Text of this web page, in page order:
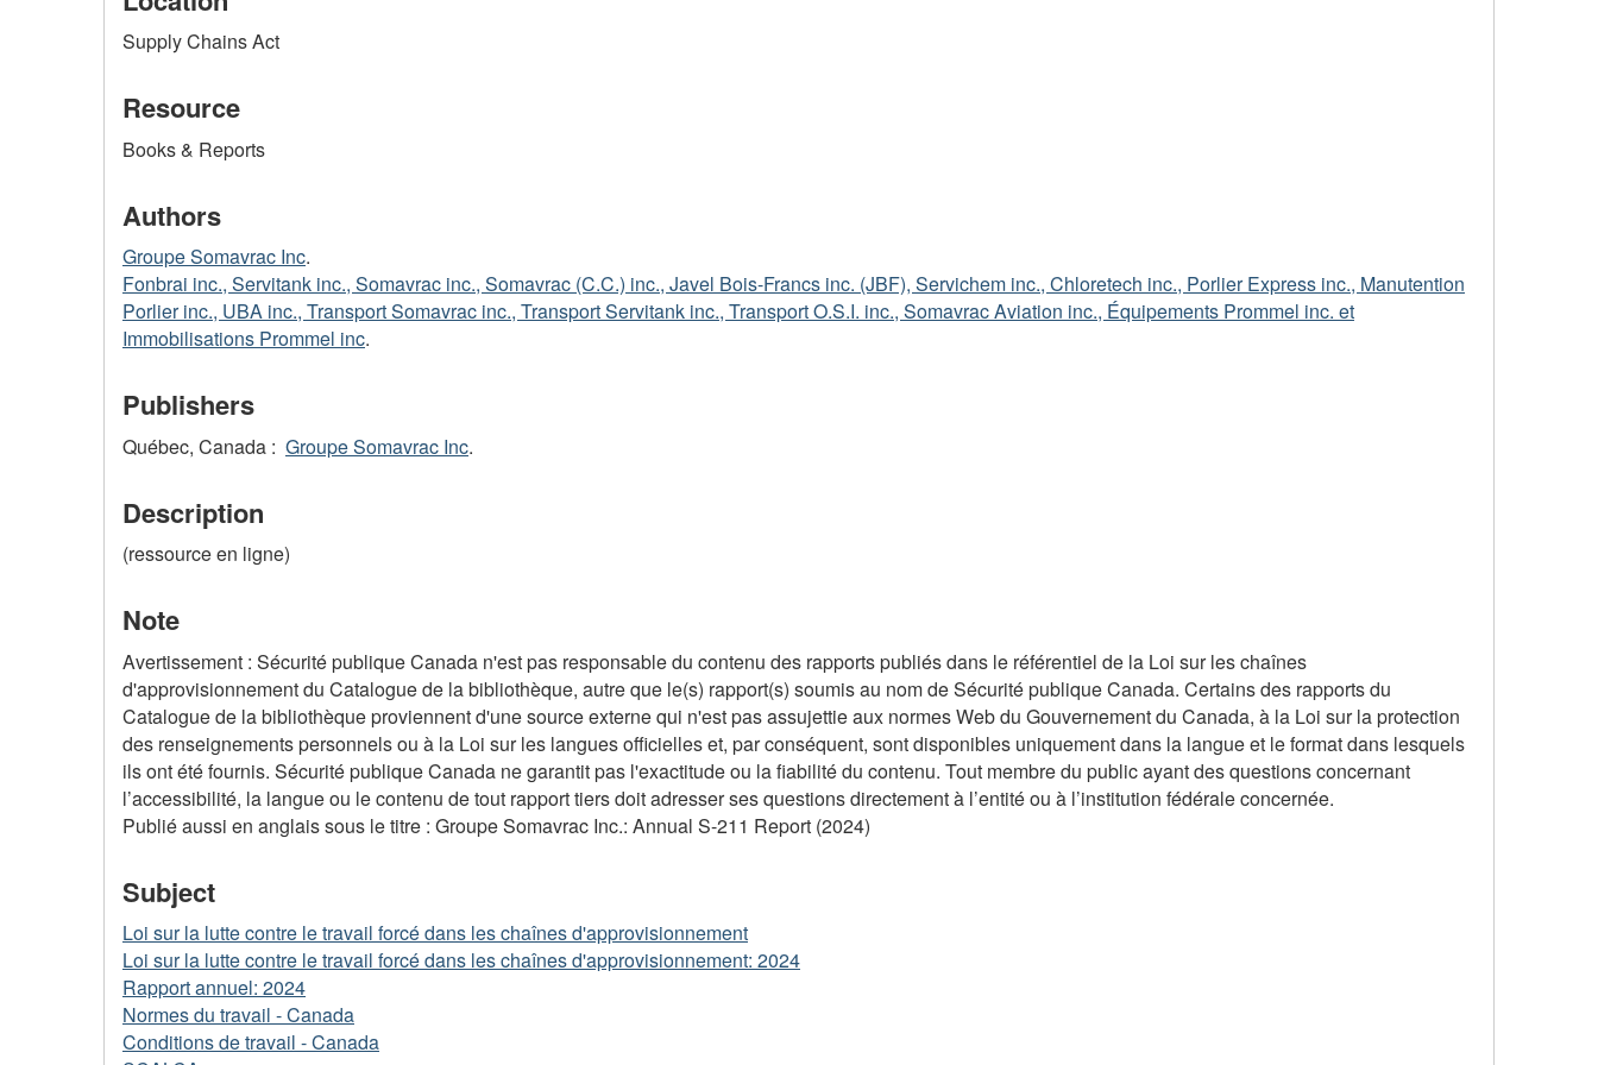
Supply Chains Act
Resource
Books & Reports
Authors
Groupe Somavrac Inc.
Fonbrai inc., Servitank inc., Somavrac inc., Somavrac (C.C.) inc., Javel Bois-Francs inc. (JBF), Servichem inc., Chloretech inc., Porlier Express inc., Manutention
Porlier inc., UBA inc., Transport Somavrac inc., Transport Servitank inc., Transport O.S.I. inc., Somavrac Aviation inc., Équipements Prommel inc. et
Immobilisations Prommel inc.
Publishers
Québec, Canada : Groupe Somavrac Inc.
Description
(ressource en ligne)
Note
Avertissement : Sécurité publique Canada n'est pas responsable du contenu des rapports publiés dans le référentiel de la Loi sur les chaînes
d'approvisionnement du Catalogue de la bibliothèque, autre que le(s) rapport(s) soumis au nom de Sécurité publique Canada. Certains des rapports du
Catalogue de la bibliothèque proviennent d'une source externe qui n'est pas assujettie aux normes Web du Gouvernement du Canada, à la Loi sur la protection
des renseignements personnels ou à la Loi sur les langues officielles et, par conséquent, sont disponibles uniquement dans la langue et le format dans lesquels
ils ont été fournis. Sécurité publique Canada ne garantit pas l'exactitude ou la fiabilité du contenu. Tout membre du public ayant des questions concernant
l’accessibilité, la langue ou le contenu de tout rapport tiers doit adresser ses questions directement à l’entité ou à l’institution fédérale concernée.
Publié aussi en anglais sous le titre : Groupe Somavrac Inc.: Annual S-211 Report (2024)
Subject
Loi sur la lutte contre le travail forcé dans les chaînes d'approvisionnement
Loi sur la lutte contre le travail forcé dans les chaînes d'approvisionnement: 2024
Rapport annuel: 2024
Normes du travail - Canada
Conditions de travail - Canada